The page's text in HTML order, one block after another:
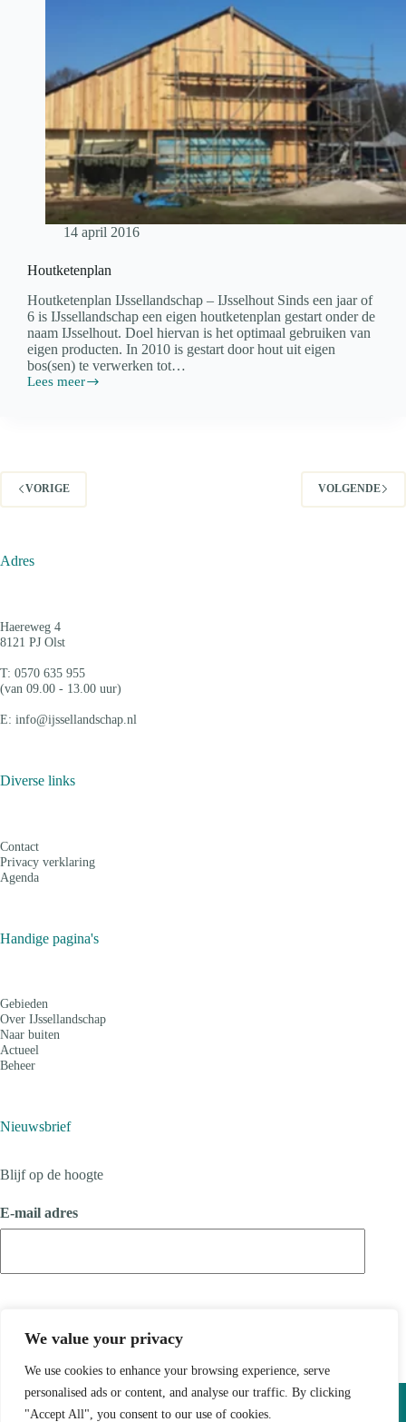
We value your privacy
We use cookies to enhance your browsing experience, serve
personalised ads or content, and analyse our traffic. By clicking
"Accept All", you consent to our use of cookies.
14 april 2016
Houtketenplan
Houtketenplan IJssellandschap – IJsselhout Sinds een jaar of
6 is IJssellandschap een eigen houtketenplan gestart onder de
naam IJsselhout. Doel hiervan is het optimaal gebruiken van
eigen producten. In 2010 is gestart door hout uit eigen
bos(sen) te verwerken tot…
Lees meer
Houtketenplan
VORIGE VOLGENDE
Adres
Haereweg 4
8121 PJ Olst
T: 0570 635 955
(van 09.00 - 13.00 uur)
E: info@ijssellandschap.nl
Diverse links
Contact
Privacy verklaring
Agenda
Handige pagina's
Gebieden
Over IJssellandschap
Naar buiten
Actueel
Beheer
Nieuwsbrief
Blijf op de hoogte
E-mail adres
Copyright © 2026 ijssellandschap - Ontwikkeld door Best4u
Media